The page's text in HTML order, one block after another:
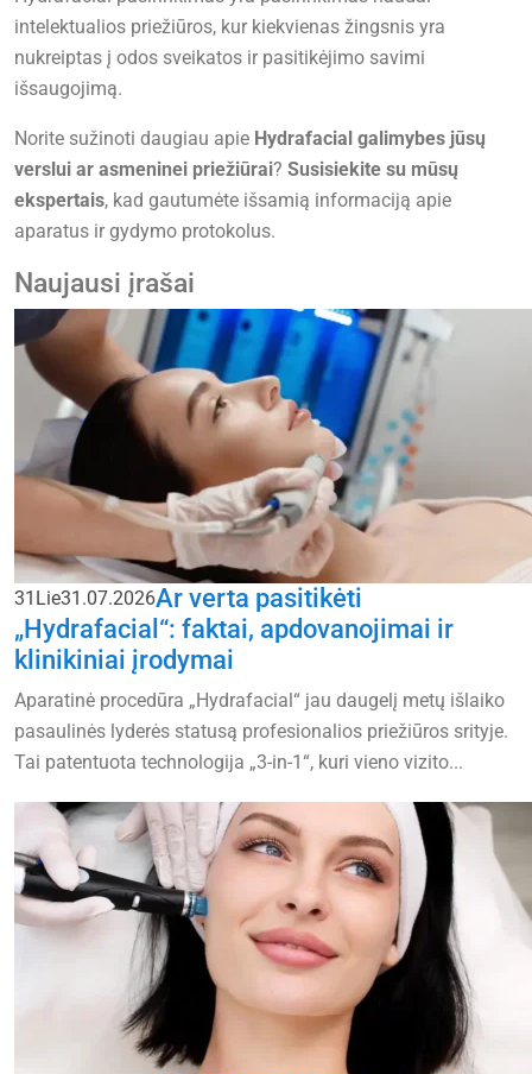
intelektualios priežiūros, kur kiekvienas žingsnis yra
nukreiptas į odos sveikatos ir pasitikėjimo savimi
išsaugojimą.
Norite sužinoti daugiau apie Hydrafacial galimybes jūsų
verslui ar asmeninei priežiūrai? Susisiekite su mūsų
ekspertais, kad gautumėte išsamią informaciją apie
aparatus ir gydymo protokolus.
Naujausi įrašai
31 Lie31.07.2026Ar verta pasitikėti
„Hydrafacial“: faktai, apdovanojimai ir
klinikiniai įrodymai
Aparatinė procedūra „Hydrafacial“ jau daugelį metų išlaiko
pasaulinės lyderės statusą profesionalios priežiūros srityje.
Tai patentuota technologija „3-in-1“, kuri vieno vizito...